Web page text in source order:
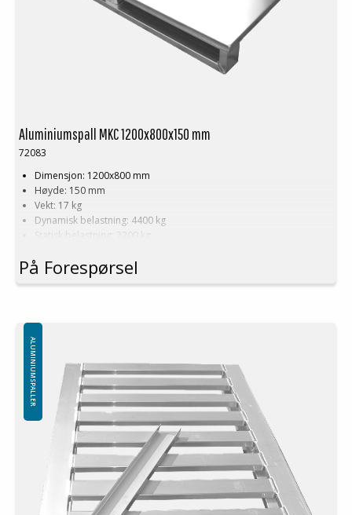
Aluminiumspall MKC 1200x800x150 mm
72083
Dimensjon: 1200x800 mm
Høyde: 150 mm
Vekt: 17 kg
Dynamisk belastning: 4400 kg
Statisk belastning: 2200 kg
Logistikk: 16 stk/pallplasser (120x80x240 cm)
Produseres også i dimensjoner og konstruksjon etter kundens
På Forespørsel
ALUMINIUMSPALLER